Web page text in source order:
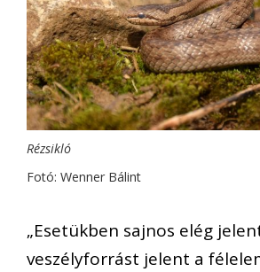
Rézsikló
Fotó: Wenner Bálint
„Esetükben sajnos elég
veszélyforrást jelent a